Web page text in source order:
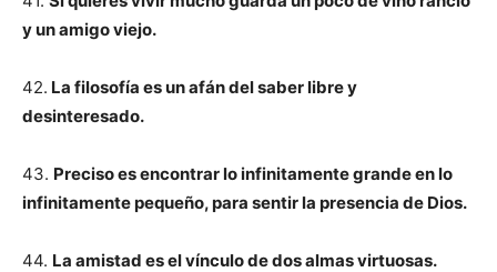
y un amigo viejo.
42. La filosofía es un afán del saber libre y
desinteresado.
43. Preciso es encontrar lo infinitamente grande en lo
infinitamente pequeño, para sentir la presencia de Dios.
44. La amistad es el vínculo de dos almas virtuosas.